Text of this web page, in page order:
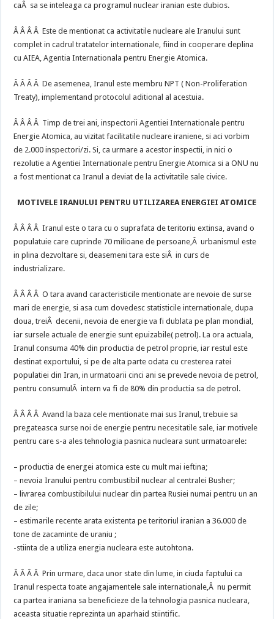
caÂ sa se inteleaga ca programul nuclear iranian este dubios.
Â Â Â Â Este de mentionat ca activitatile nucleare ale Iranului sunt
complet in cadrul tratatelor internationale, fiind in cooperare deplina
cu AIEA, Agentia Internationala pentru Energie Atomica.
Â Â Â Â De asemenea, Iranul este membru NPT ( Non-Proliferation
Treaty), implementand protocolul aditional al acestuia.
Â Â Â Â Timp de trei ani, inspectorii Agentiei Internationale pentru
Energie Atomica, au vizitat facilitatile nucleare iraniene, si aci vorbim
de 2.000 inspectori/zi. Si, ca urmare a acestor inspectii, in nici o
rezolutie a Agentiei Internationale pentru Energie Atomica si a ONU nu
a fost mentionat ca Iranul a deviat de la activitatile sale civice.
MOTIVELE IRANULUI PENTRU UTILIZAREA ENERGIEI ATOMICE
Â Â Â Â Iranul este o tara cu o suprafata de teritoriu extinsa, avand o
populatuie care cuprinde 70 milioane de persoane,Â urbanismul este
in plina dezvoltare si, deasemeni tara este siÂ in curs de
industrializare.
Â Â Â Â O tara avand caracteristicile mentionate are nevoie de surse
mari de energie, si asa cum dovedesc statisticile internationale, dupa
doua, treiÂ decenii, nevoia de energie va fi dublata pe plan mondial,
iar sursele actuale de energie sunt epuizabile( petrol). La ora actuala,
Iranul consuma 40% din productia de petrol proprie, iar restul este
destinat exportului, si pe de alta parte odata cu cresterea ratei
populatiei din Iran, in urmatoarii cinci ani se prevede nevoia de petrol,
pentru consumulÂ intern va fi de 80% din productia sa de petrol.
Â Â Â Â Avand la baza cele mentionate mai sus Iranul, trebuie sa
pregateasca surse noi de energie pentru necesitatile sale, iar motivele
pentru care s-a ales tehnologia pasnica nucleara sunt urmatoarele:
– productia de energei atomica este cu mult mai ieftina;
– nevoia Iranului pentru combustibil nuclear al centralei Busher;
– livrarea combustibilului nuclear din partea Rusiei numai pentru un an
de zile;
– estimarile recente arata existenta pe teritoriul iranian a 36.000 de
tone de zacaminte de uraniu ;
-stiinta de a utiliza energia nucleara este autohtona.
Â Â Â Â Prin urmare, daca unor state din lume, in ciuda faptului ca
Iranul respecta toate angajamentele sale internationale,Â nu permit
ca partea iraniana sa beneficieze de la tehnologia pasnica nucleara,
aceasta situatie reprezinta un aparhaid stiintific.